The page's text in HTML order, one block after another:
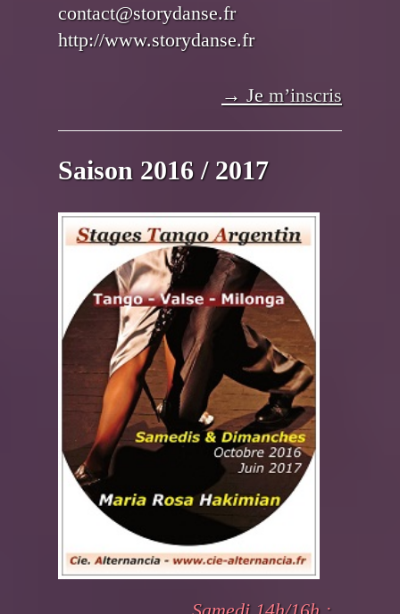
contact@storydanse.fr
http://www.storydanse.fr
→ Je m’inscris
Saison 2016 / 2017